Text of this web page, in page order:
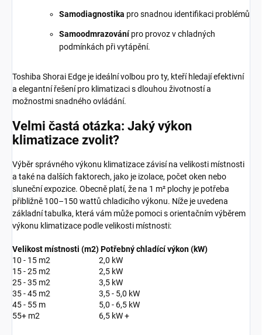
Samodiagnostika pro snadnou identifikaci problémů
Samoodmrazovánípro provoz v chladných
podmínkách při vytápění.
Toshiba Shorai Edge je ideální volbou pro ty, kteří hledají efektivní
a elegantní řešení pro klimatizaci s dlouhou životností a
možnostmi snadného ovládání.
Velmi častá otázka: Jaký výkon
klimatizace zvolit?
Výběr správného výkonu klimatizace závisí na velikosti místnosti
a také na dalších faktorech, jako je izolace, počet oken nebo
sluneční expozice. Obecně platí, že na 1 m² plochy je potřeba
přibližně 100–150 wattů chladicího výkonu. Níže je uvedena
základní tabulka, která vám může pomoci s orientačním výběrem
výkonu klimatizace podle velikosti místnosti:
Velikost místnosti (m2)Potřebný chladící výkon (kW)
10 - 15 m2
2,0 kW
15 - 25 m2
2,5 kW
25 - 35 m2
3,5 kW
35 - 45 m2
3,5 - 5,0 kW
45 - 55 m
5,0 - 6,5 kW
55+ m2
6,5 kW +